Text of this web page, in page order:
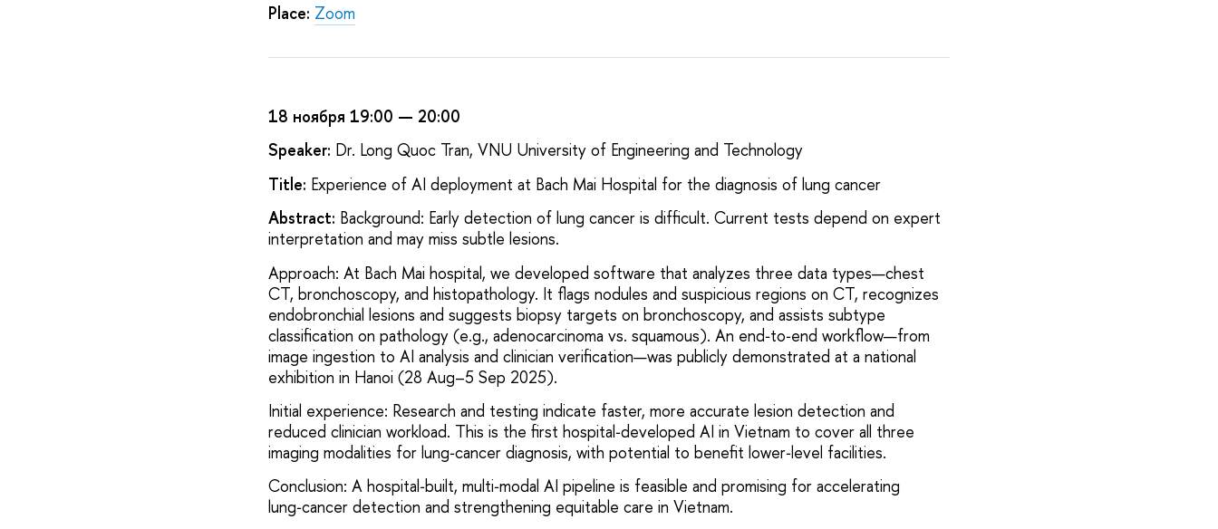
Place: Zoom
18 ноября 19:00 — 20:00
Speaker: Dr. Long Quoc Tran, VNU University of Engineering and Technology
Title: Experience of AI deployment at Bach Mai Hospital for the diagnosis of lung cancer
Abstract: Background: Early detection of lung cancer is difficult. Current tests depend on expert
interpretation and may miss subtle lesions.
Approach: At Bach Mai hospital, we developed software that analyzes three data types—chest
CT, bronchoscopy, and histopathology. It flags nodules and suspicious regions on CT, recognizes
endobronchial lesions and suggests biopsy targets on bronchoscopy, and assists subtype
classification on pathology (e.g., adenocarcinoma vs. squamous). An end‑to‑end workflow—from
image ingestion to AI analysis and clinician verification—was publicly demonstrated at a national
exhibition in Hanoi (28 Aug–5 Sep 2025).
Initial experience: Research and testing indicate faster, more accurate lesion detection and
reduced clinician workload. This is the first hospital‑developed AI in Vietnam to cover all three
imaging modalities for lung‑cancer diagnosis, with potential to benefit lower‑level facilities.
Conclusion: A hospital‑built, multi‑modal AI pipeline is feasible and promising for accelerating
lung‑cancer detection and strengthening equitable care in Vietnam.